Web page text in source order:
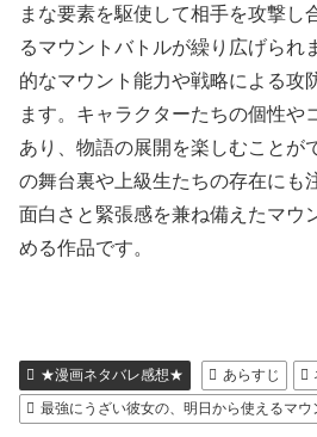
まな要素を駆使して相手を攻撃し
るマウントバトルが繰り広げられ
的なマウント能力や戦略による攻
ます。キャラクターたちの個性や
あり、物語の展開を楽しむことが
の舞台裏や上級生たちの存在にも
面白さと緊張感を兼ね備えたマウ
める作品です。
★漫画ネタバレ感想★ あらすじ
最強にうざい彼女の、明日から使えるマウ